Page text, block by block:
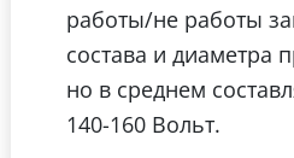
работы/не работы
состава и диаметра
но в среднем
140-160 Вольт.